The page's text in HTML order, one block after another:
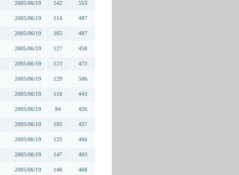
2005/06/19 142 553
2005/06/19 114 487
2005/06/19 165 497
2005/06/19 127 458
2005/06/19 123 473
2005/06/19 129 506
2005/06/19 116 443
2005/06/19 94 426
2005/06/19 105 437
2005/06/19 125 460
2005/06/19 147 493
2005/06/19 146 468